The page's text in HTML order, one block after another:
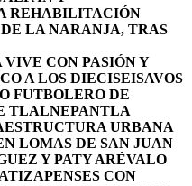
REHABILITACIÓN
LA NARANJA, TRAS
CON PASIÓN Y
A LOS DIECISEISAVOS
FUTBOLERO DE
TLALNEPANTLA
URBANA
LOMAS DE SAN JUAN
Y PATY ARÉVALO
CON